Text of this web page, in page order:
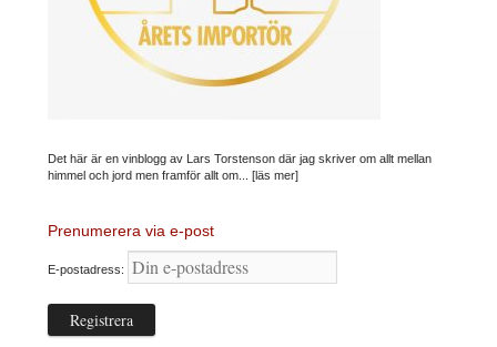
Det här är en vinblogg av Lars Torstenson där jag skriver om allt mellan
himmel och jord men framför allt om... [läs mer]
Prenumerera via e-post
E-postadress: